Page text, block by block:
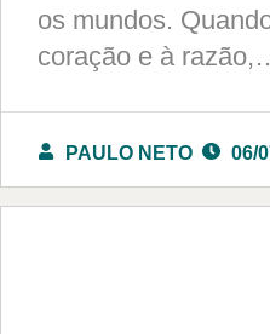
os mundos.
coração e à
PAULO NETO 06/